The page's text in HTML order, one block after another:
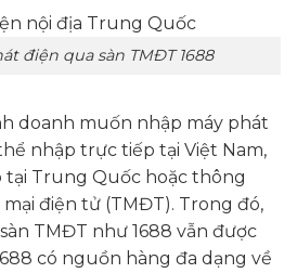
điện qua sàn TMĐT 1688
doanh muốn nhập máy phát
nhập trực tiếp tại Việt Nam,
Trung Quốc hoặc thông
điện tử (TMĐT). Trong đó,
TMĐT như 1688 vẫn được
có nguồn hàng đa dạng về